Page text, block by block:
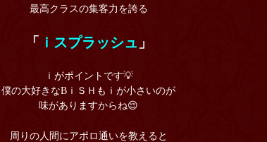
最高クラスの集客力を誇る
「 ｉスプラッシュ 」
ｉがポイントです💡
僕の大好きなBｉＳＨもｉが小さいのが
味がありますからね😌
周りの人間にアポロ通いを教えると